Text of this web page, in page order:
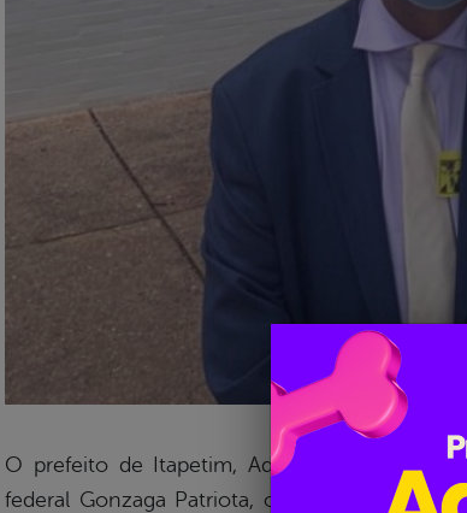
O prefeito de Itapetim, Adelmo Moura,
federal Gonzaga Patriota, o gestor esteve